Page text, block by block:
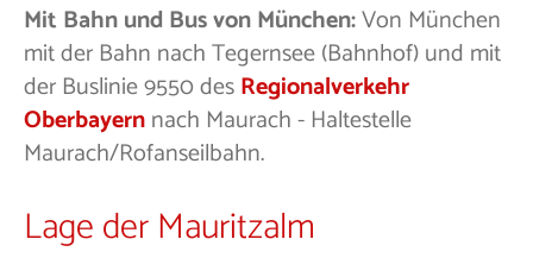
Mit Bahn und Bus von München:Von München
mit der Bahn nach Tegernsee (Bahnhof) und mit
der Buslinie 9550 desRegionalverkehr
Oberbayernnach Maurach - Haltestelle
Maurach/Rofanseilbahn.
Lage der Mauritzalm